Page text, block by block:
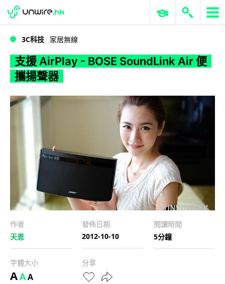
WWDC 2026 ERP 與商業 AI
3C科技 家居無線
支援 AirPlay - BOSE SoundLink Air 便
攜揚聲器
作者
天恩
發佈日期
2012-10-10
閱讀時間
5分鐘
字體大小
AAA
分享